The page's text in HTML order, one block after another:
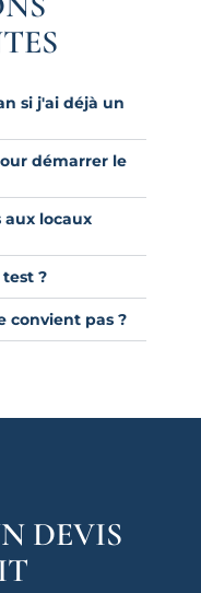
si j'ai déjà un
démarrer le
aux locaux
?
convient pas ?
DEVIS